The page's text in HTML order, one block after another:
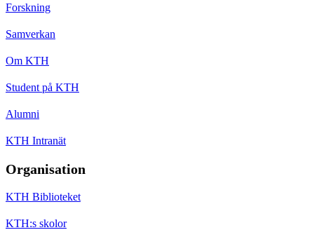
Forskning
Samverkan
Om KTH
Student på KTH
Alumni
KTH Intranät
Organisation
KTH Biblioteket
KTH:s skolor